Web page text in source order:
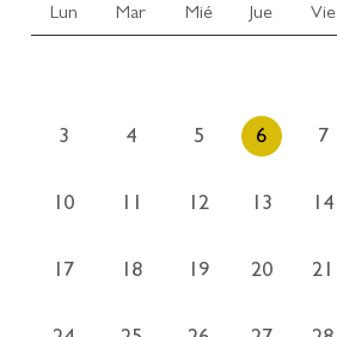
Lun Mar Mié Jue Vie
3 4 5 6 7
10 12 13 14
17 18 19 20 21